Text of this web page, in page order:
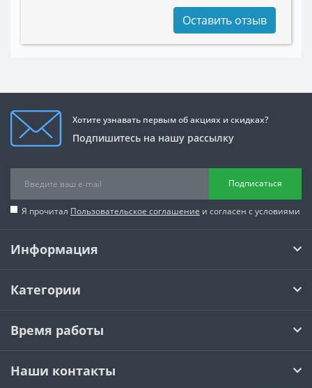
Оставить отзыв
Хотите узнавать первым об акциях и скидках?
Подпишитесь на нашу рассылку
Подписаться
Я прочитал Пользовательское соглашение и согласен с условиями
Информация
Категории
Время работы
Наши контакты